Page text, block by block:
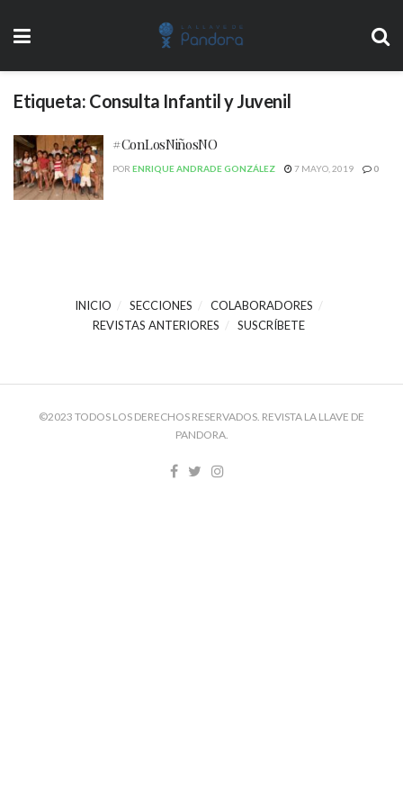
Etiqueta: Consulta Infantil y Juvenil
#ConLosNiñosNO
POR ENRIQUE ANDRADE GONZÁLEZ 7 MAYO, 2019 0
INICIO SECCIONES
COLABORADORES
REVISTAS ANTERIORES
SUSCRÍBETE
©2023 TODOS LOS DERECHOS RESERVADOS. REVISTA LA LLAVE DE
PANDORA.